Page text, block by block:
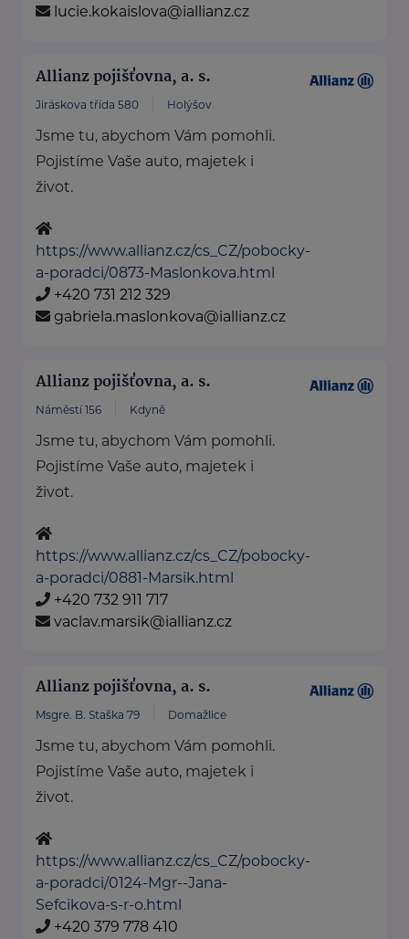
lucie.kokaislova@iallianz.cz
Allianz pojišťovna, a. s.
Jiráskova třída 580 Holýšov
Jsme tu, abychom Vám pomohli.
Pojistíme Vaše auto, majetek i
život.
https://www.allianz.cz/cs_CZ/pobocky-
a-poradci/0873-Maslonkova.html
+420 731 212 329
gabriela.maslonkova@iallianz.cz
Allianz pojišťovna, a. s.
Náměstí 156 Kdyně
Jsme tu, abychom Vám pomohli.
Pojistíme Vaše auto, majetek i
život.
https://www.allianz.cz/cs_CZ/pobocky-
a-poradci/0881-Marsik.html
+420 732 911 717
vaclav.marsik@iallianz.cz
Allianz pojišťovna, a. s.
Msgre. B. Staška 79 Domažlice
Jsme tu, abychom Vám pomohli.
Pojistíme Vaše auto, majetek i
život.
https://www.allianz.cz/cs_CZ/pobocky-
a-poradci/0124-Mgr--Jana-
Sefcikova-s-r-o.html
+420 379 778 410